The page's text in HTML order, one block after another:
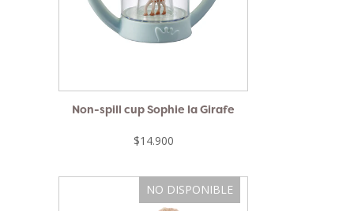
Non-spill cup Sophie la Girafe
$14.900
NO DISPONIBLE